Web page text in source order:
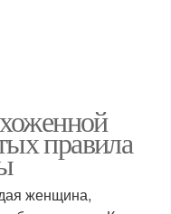
правила
женщина,